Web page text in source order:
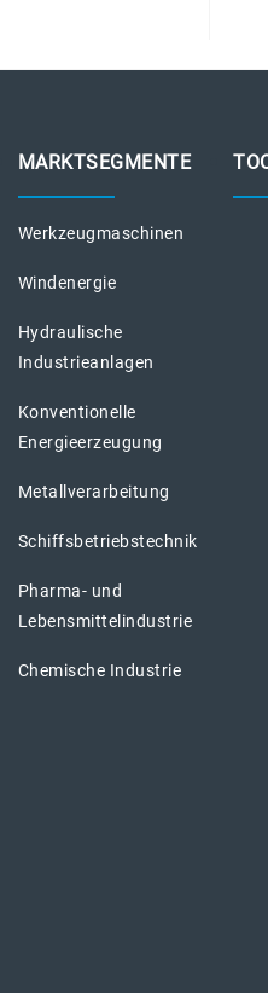
MARKTSEGMENTE
Werkzeugmaschinen
Windenergie
Hydraulische
Industrieanlagen
Konventionelle
Energieerzeugung
Metallverarbeitung
Schiffsbetriebstechnik
Pharma- und
Lebensmittelindustrie
Chemische Industrie